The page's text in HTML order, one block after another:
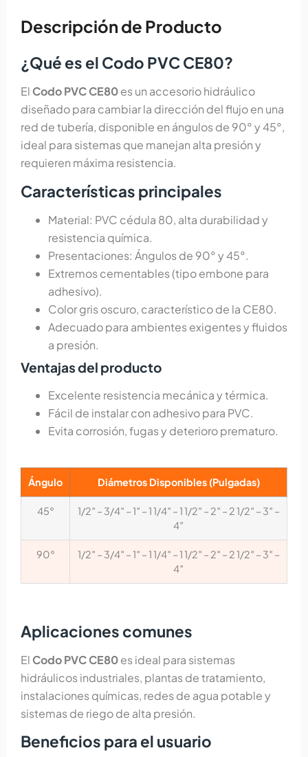
Descripción de Producto
¿Qué es el Codo PVC CE80?
El Codo PVC CE80es un accesorio hidráulico
diseñado para cambiar la dirección del flujo en una
red de tubería, disponible en ángulos de 90° y 45°,
ideal para sistemas que manejan alta presión y
requieren máxima resistencia.
Características principales
Material: PVC cédula 80, alta durabilidad y
resistencia química.
Presentaciones: Ángulos de 90° y 45°.
Extremos cementables (tipo embone para
adhesivo).
Color gris oscuro, característico de la CE80.
Adecuado para ambientes exigentes y fluidos
a presión.
Ventajas del producto
Excelente resistencia mecánica y térmica.
Fácil de instalar con adhesivo para PVC.
Evita corrosión, fugas y deterioro prematuro.
Ángulo Diámetros Disponibles (Pulgadas)
45°
1/2″ – 3/4″ – 1″ – 1 1/4″ – 1 1/2″ – 2″ – 2 1/2″ – 3″ –
4″
90°
1/2″ – 3/4″ – 1″ – 1 1/4″ – 1 1/2″ – 2″ – 2 1/2″ – 3″ –
4″
Aplicaciones comunes
El Codo PVC CE80es ideal para sistemas
hidráulicos industriales, plantas de tratamiento,
instalaciones químicas, redes de agua potable y
sistemas de riego de alta presión.
Beneficios para el usuario